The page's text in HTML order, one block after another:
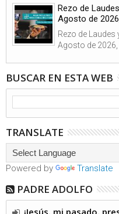
Rezo de
Agosto de
Rezo de Laudes
Agosto de 2026,
BUSCAR EN ESTA WEB
TRANSLATE
Powered by Translate
PADRE ADOLFO
¡Jesús, mi pasado,